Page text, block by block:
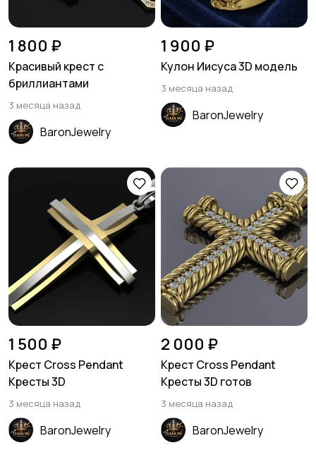
1 800 ₽
Красивый крест с
бриллиантами
3 месяца назад
BaronJewelry
1 900 ₽
Кулон Иисуса 3D модель
3 месяца назад
BaronJewelry
1 500 ₽
Крест Cross Pendant
Кресты 3D
3 месяца назад
BaronJewelry
2 000 ₽
Крест Cross Pendant
Кресты 3D готов
3 месяца назад
BaronJewelry